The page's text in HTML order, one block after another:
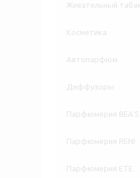
Жевательный табак
Косметика
Автопарфюм
Диффузоры
Парфюмерия BEA'S
Парфюмерия RENI
Парфюмерия ETE